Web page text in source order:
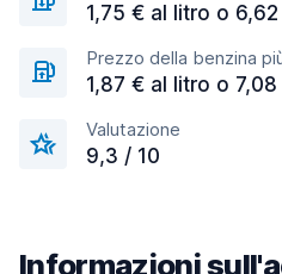
1,75 € al litro o
Prezzo della benzina
1,87 € al litro o
Valutazione
9,3 / 10
Informazioni